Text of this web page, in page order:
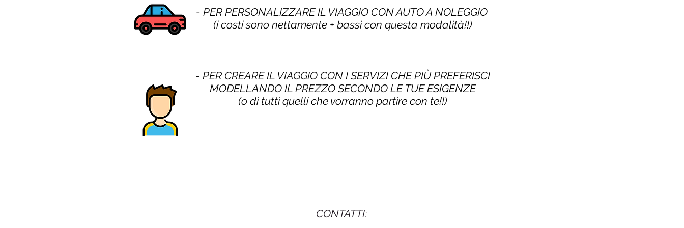
- PER PERSONALIZZARE IL VIAGGIO CON AUTO A NOLEGGIO
(i costi sono nettamente + bassi con questa modalità!!)
- PER CREARE IL VIAGGIO CON I SERVIZI CHE PIÙ PREFERISCI
MODELLANDO IL PREZZO SECONDO LE TUE ESIGENZE
(o di tutti quelli che vorranno partire con te!!)
CONTATTI: